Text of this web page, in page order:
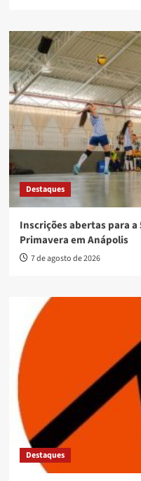
Destaques
Inscrições abertas para a
Primavera em Anápolis
7 de agosto de 2026
Destaques